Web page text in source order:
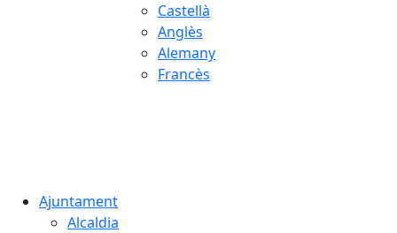
Castellà
Anglès
Alemany
Francès
Ajuntament
Alcaldia